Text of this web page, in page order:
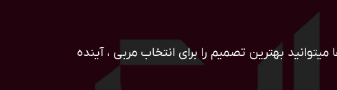
بهترین تصمیم را برای انتخاب مربی ، آینده